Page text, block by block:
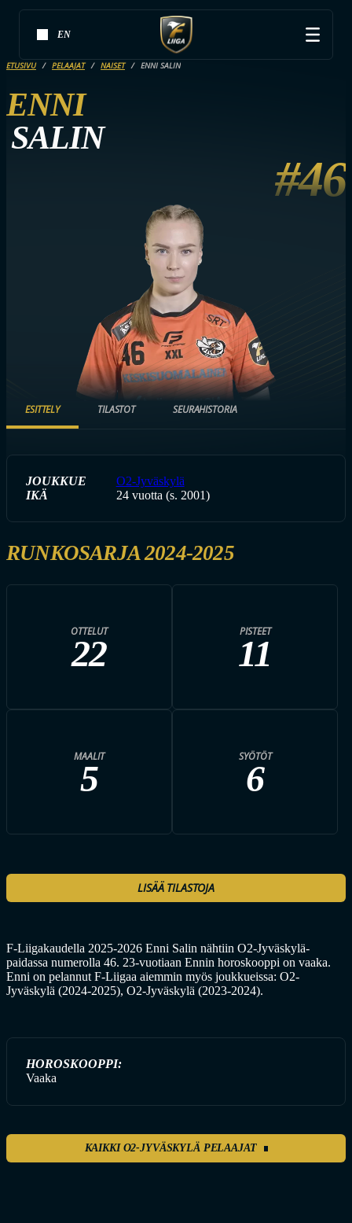
EN
ETUSIVU PELAAJAT NAISET ENNI SALIN
ENNI
SALIN
#46
ESITTELY TILASTOT SEURAHISTORIA
JOUKKUE
O2-Jyväskylä
IKÄ
24 vuotta (s. 2001)
RUNKOSARJA 2024-2025
OTTELUT
22
PISTEET
11
MAALIT
5
SYÖTÖT
6
LISÄÄ TILASTOJA
F-Liigakaudella 2025-2026 Enni Salin nähtiin O2-Jyväskylä-
paidassa numerolla 46. 23-vuotiaan Ennin horoskooppi on vaaka.
Enni on pelannut F-Liigaa aiemmin myös joukkueissa: O2-
Jyväskylä (2024-2025), O2-Jyväskylä (2023-2024).
HOROSKOOPPI:
Vaaka
KAIKKI O2-JYVÄSKYLÄ PELAAJAT